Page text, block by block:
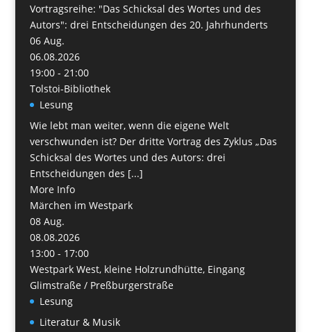
Vortragsreihe: "Das Schicksal des Wortes und des
Autors": drei Entscheidungen des 20. Jahrhunderts
06 Aug.
06.08.2026
19:00 - 21:00
Tolstoi-Bibliothek
Lesung
Wie lebt man weiter, wenn die eigene Welt
verschwunden ist? Der dritte Vortrag des Zyklus „Das
Schicksal des Wortes und des Autors: drei
Entscheidungen des [...]
More Info
Märchen im Westpark
08 Aug.
08.08.2026
13:00 - 17:00
Westpark West, kleine Holzrundhütte, Eingang
Glimstraße / Preßburgerstraße
Lesung
Literatur & Musik